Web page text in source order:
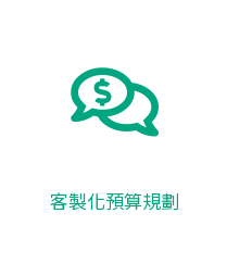
客製化預算規劃